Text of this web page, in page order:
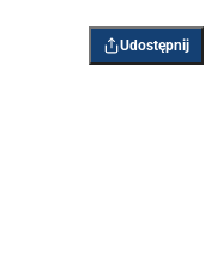
Udostępnij